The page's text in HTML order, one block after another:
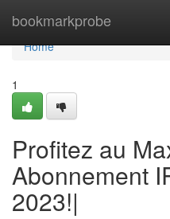
bookmarkprobe
Home
Home
1
Profitez au
Abonnement
2023!|